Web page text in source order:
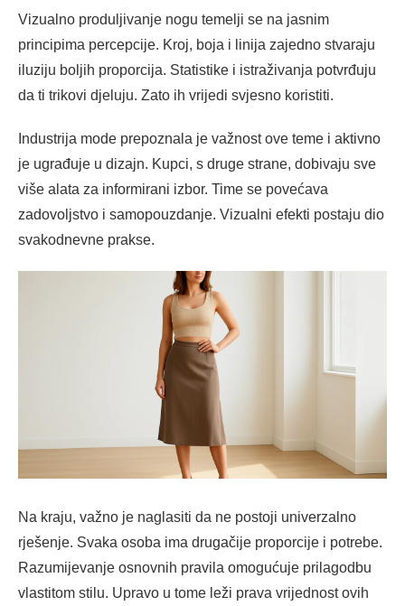
Vizualno produljivanje nogu temelji se na jasnim
principima percepcije. Kroj, boja i linija zajedno stvaraju
iluziju boljih proporcija. Statistike i istraživanja potvrđuju
da ti trikovi djeluju. Zato ih vrijedi svjesno koristiti.
Industrija mode prepoznala je važnost ove teme i aktivno
je ugrađuje u dizajn. Kupci, s druge strane, dobivaju sve
više alata za informirani izbor. Time se povećava
zadovoljstvo i samopouzdanje. Vizualni efekti postaju dio
svakodnevne prakse.
Na kraju, važno je naglasiti da ne postoji univerzalno
rješenje. Svaka osoba ima drugačije proporcije i potrebe.
Razumijevanje osnovnih pravila omogućuje prilagodbu
vlastitom stilu. Upravo u tome leži prava vrijednost ovih